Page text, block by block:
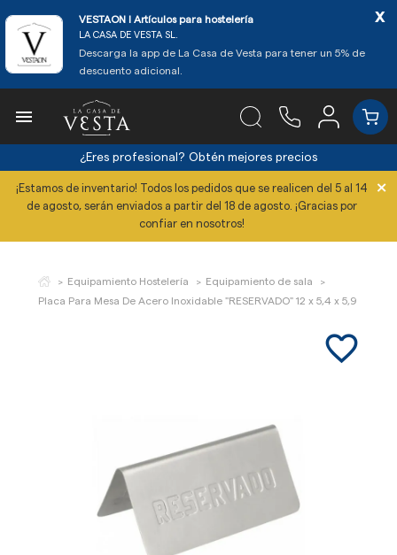
VESTAON l Artículos para hostelería
LA CASA DE VESTA SL.
Descarga la app de La Casa de Vesta para tener un 5% de
descuento adicional.
x

¿Eres profesional? Obtén mejores precios
¡Estamos de inventario! Todos los pedidos que se realicen del 5 al 14
de agosto, serán enviados a partir del 18 de agosto. ¡Gracias por
confiar en nosotros!
×
Equipamiento Hostelería
Equipamiento de sala
Placa Para Mesa De Acero Inoxidable "RESERVADO" 12 x 5,4 x 5,9 cm
favorite_border